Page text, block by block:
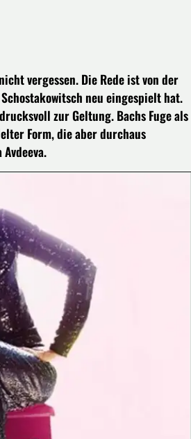
vergessen. Die Rede ist von der
neu eingespielt hat.
zur Geltung. Bachs Fuge als
Form, die aber durchaus